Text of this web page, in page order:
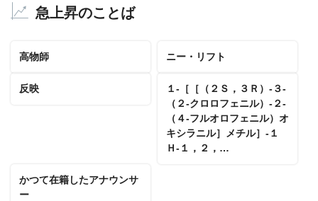
急上昇のことば
高物師 ニー・リフト
反映
１‐［［（２Ｓ，３Ｒ）‐３‐
（２‐クロロフェニル）‐２‐
（４‐フルオロフェニル）オ
キシラニル］メチル］‐１
Ｈ‐１，２，…
かつて在籍したアナウンサ
ー